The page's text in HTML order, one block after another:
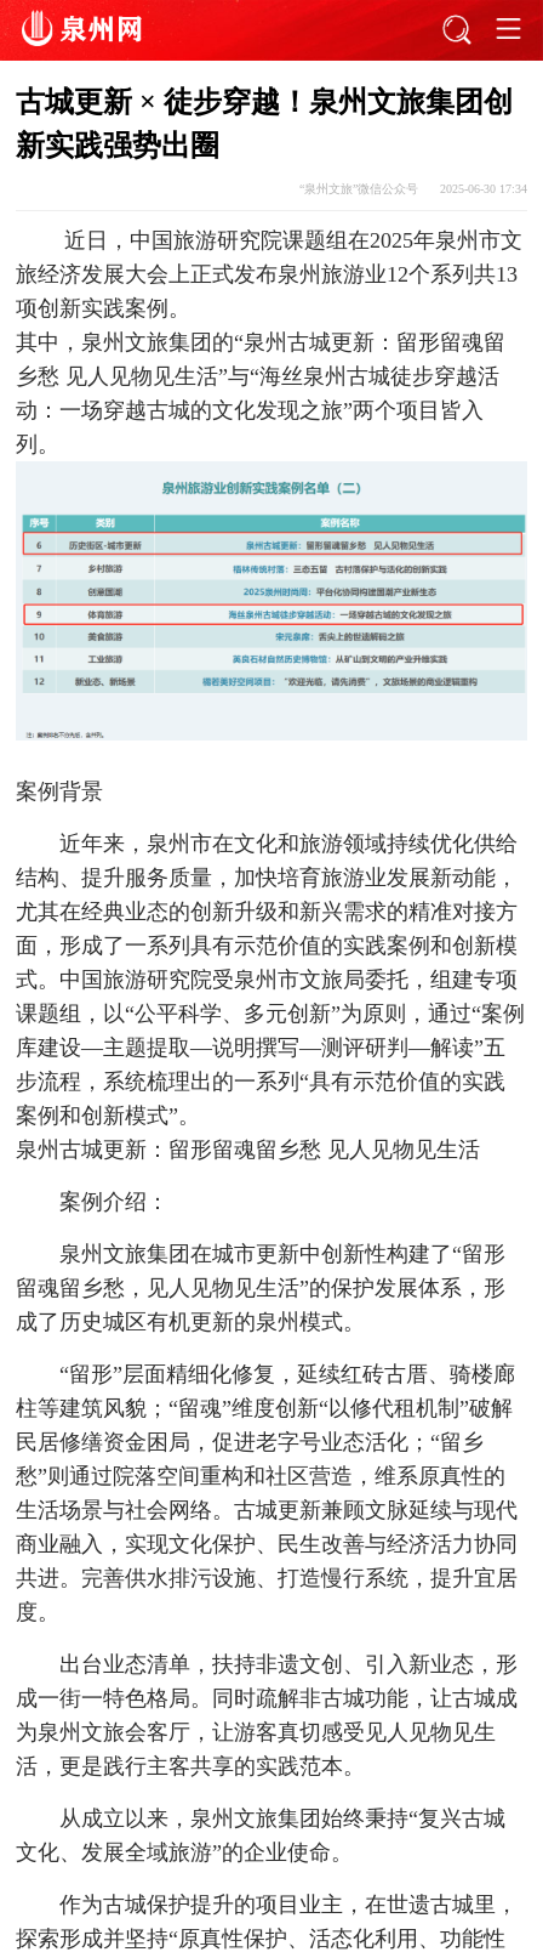
古城更新 × 徒步穿越！泉州文旅集团创
新实践强势出圈
“泉州文旅”微信公众号 2025-06-30 17:34
近日，中国旅游研究院课题组在2025年泉州市文
旅经济发展大会上正式发布泉州旅游业12个系列共13
项创新实践案例。
其中，泉州文旅集团的“泉州古城更新：留形留魂留
乡愁 见人见物见生活”与“海丝泉州古城徒步穿越活
动：一场穿越古城的文化发现之旅”两个项目皆入
列。
案例背景
近年来，泉州市在文化和旅游领域持续优化供给
结构、提升服务质量，加快培育旅游业发展新动能，
尤其在经典业态的创新升级和新兴需求的精准对接方
面，形成了一系列具有示范价值的实践案例和创新模
式。中国旅游研究院受泉州市文旅局委托，组建专项
课题组，以“公平科学、多元创新”为原则，通过“案例
库建设—主题提取—说明撰写—测评研判—解读”五
步流程，系统梳理出的一系列“具有示范价值的实践
案例和创新模式”。
泉州古城更新：留形留魂留乡愁 见人见物见生活
案例介绍：
泉州文旅集团在城市更新中创新性构建了“留形
留魂留乡愁，见人见物见生活”的保护发展体系，形
成了历史城区有机更新的泉州模式。
“留形”层面精细化修复，延续红砖古厝、骑楼廊
柱等建筑风貌；“留魂”维度创新“以修代租机制”破解
民居修缮资金困局，促进老字号业态活化；“留乡
愁”则通过院落空间重构和社区营造，维系原真性的
生活场景与社会网络。古城更新兼顾文脉延续与现代
商业融入，实现文化保护、民生改善与经济活力协同
共进。完善供水排污设施、打造慢行系统，提升宜居
度。
出台业态清单，扶持非遗文创、引入新业态，形
成一街一特色格局。同时疏解非古城功能，让古城成
为泉州文旅会客厅，让游客真切感受见人见物见生
活，更是践行主客共享的实践范本。
从成立以来，泉州文旅集团始终秉持“复兴古城
文化、发展全域旅游”的企业使命。
作为古城保护提升的项目业主，在世遗古城里，
探索形成并坚持“原真性保护、活态化利用、功能性